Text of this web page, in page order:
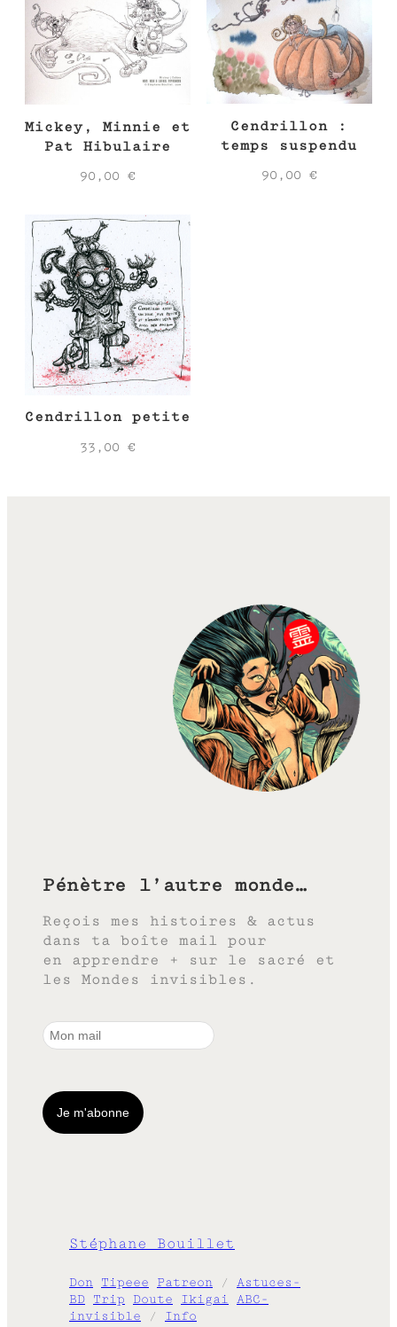
Mickey, Minnie et
Pat Hibulaire
90,00€
Cendrillon :
temps suspendu
90,00 €
Cendrillon petite
33,00€
Pénètre l’autre monde…
Reçois mes histoires & actus
dans ta boîte mail pour
en apprendre + sur le sacré et
les Mondes invisibles.
Stéphane Bouillet
Don Tipeee Patreon / Astuces-
BD Trip Doute Ikigai ABC-
invisible / Info